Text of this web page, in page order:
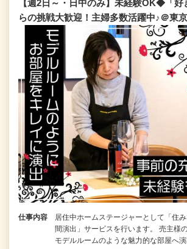
【週2日～・日中のみ】未経験OK◆「好
らの挑戦大歓迎！主婦多数活躍中♪＠東
仕事内容
居住中ホームステージャーとして「住
間演出」サービスを行います。 売主様
モデルルームのような魅力的な部屋へ